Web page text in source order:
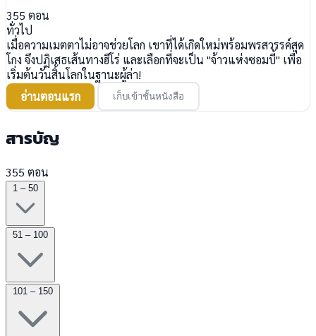
355 ตอน
ทั่วไป
เมื่อความเมตตาไม่อาจช่วยโลก เขาที่ได้เกิดใหม่พร้อมพรสวรรค์สุด
โกง จึงปฏิเสธเส้นทางฮีโร่ และเลือกที่จะเป็น "จ้าวแห่งซอมบี้" เพื่อ
เริ่มต้นวันสิ้นโลกในฐานะผู้ล่า!
อ่านตอนแรก
เก็บเข้าชั้นหนังสือ
สารบัญ
355 ตอน
1 – 50
51 – 100
101 – 150